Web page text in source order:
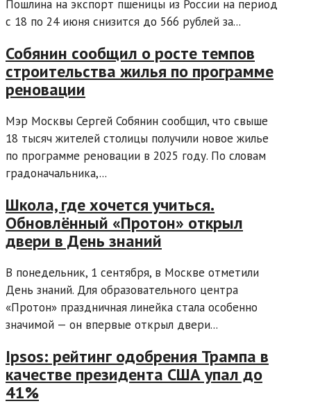
Пошлина на экспорт пшеницы из России на период
с 18 по 24 июня снизится до 566 рублей за...
Собянин сообщил о росте темпов
строительства жилья по программе
реновации
Мэр Москвы Сергей Собянин сообщил, что свыше
18 тысяч жителей столицы получили новое жилье
по программе реновации в 2025 году. По словам
градоначальника,...
Школа, где хочется учиться.
Обновлённый «Протон» открыл
двери в День знаний
В понедельник, 1 сентября, в Москве отметили
День знаний. Для образовательного центра
«Протон» праздничная линейка стала особенно
значимой — он впервые открыл двери...
Ipsos: рейтинг одобрения Трампа в
качестве президента США упал до
41%